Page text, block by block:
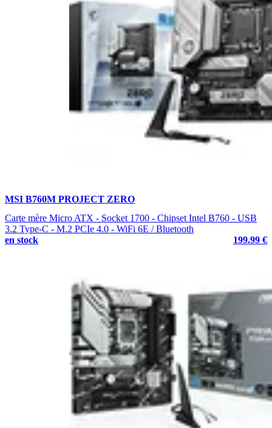
MSI B760M PROJECT ZERO
Carte mère Micro ATX - Socket 1700 - Chipset Intel B760 - USB
3.2 Type-C - M.2 PCIe 4.0 - WiFi 6E / Bluetooth
en stock
199.99 €